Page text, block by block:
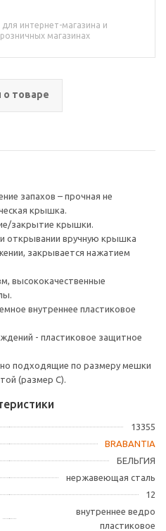
интернет-магазина и
магазинах
товаре
запахов – прочная не
крышка.
закрытие крышки.
открывании вручную крышка
закрывается нажатием
высококачественные
внутреннее пластиковое
- пластиковое защитное
подходящие по размеру мешки
(размер C).
13355
BRABANTIA
БЕЛЬГИЯ
нержавеющая сталь
12
внутреннее ведро
пластиковое